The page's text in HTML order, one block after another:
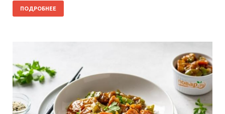
ПОДРОБНЕЕ